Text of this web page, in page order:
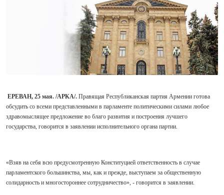
ЕРЕВАН, 25 мая. /АРКА/. Правящая Республиканская партия Армении готова
обсудить со всеми представленными в парламенте политическими силами любое
здравомыслящее предложение во благо развития и построения лучшего
государства, говорится в заявлении исполнительного органа партии.
«Взяв на себя всю предусмотренную Конституцией ответственность в случае
парламентского большинства, мы, как и прежде, выступаем за общественную
солидарность и многостороннее сотрудничество», - говорится в заявлении.